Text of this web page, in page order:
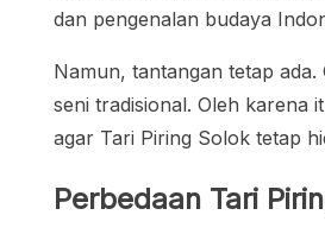
dan pengenalan budaya
Namun, tantangan tetap
seni tradisional. Oleh karena
agar Tari Piring Solok tetap
Perbedaan Tari